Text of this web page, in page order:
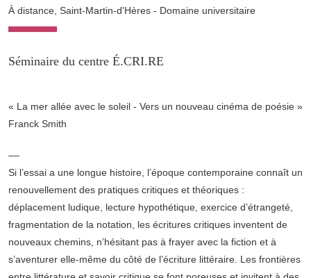
À distance, Saint-Martin-d'Hères - Domaine universitaire
Séminaire du centre É.CRI.RE
« La mer allée avec le soleil - Vers un nouveau cinéma de poésie »
Franck Smith
––
Si l’essai a une longue histoire, l’époque contemporaine connaît un
renouvellement des pratiques critiques et théoriques :
déplacement ludique, lecture hypothétique, exercice d’étrangeté,
fragmentation de la notation, les écritures critiques inventent de
nouveaux chemins, n’hésitant pas à frayer avec la fiction et à
s’aventurer elle-même du côté de l’écriture littéraire. Les frontières